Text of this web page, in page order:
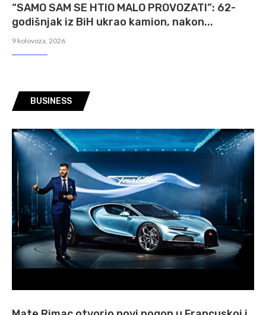
“SAMO SAM SE HTIO MALO PROVOZATI”: 62-
godišnjak iz BiH ukrao kamion, nakon...
9 kolovoza, 2026
BUSINESS